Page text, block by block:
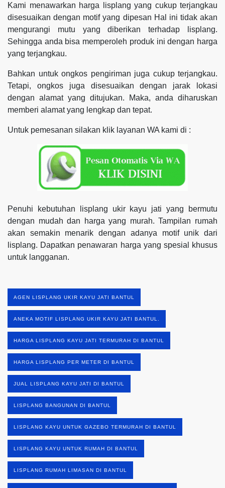
Kami menawarkan harga lisplang yang cukup terjangkau
disesuaikan dengan motif yang dipesan Hal ini tidak akan
mengurangi mutu yang diberikan terhadap lisplang.
Sehingga anda bisa memperoleh produk ini dengan harga
yang terjangkau.
Bahkan untuk ongkos pengiriman juga cukup terjangkau.
Tetapi, ongkos juga disesuaikan dengan jarak lokasi
dengan alamat yang ditujukan. Maka, anda diharuskan
memberi alamat yang lengkap dan tepat.
Untuk pemesanan silakan klik layanan WA kami di :
Penuhi kebutuhan lisplang ukir kayu jati yang bermutu
dengan mudah dan harga yang murah. Tampilan rumah
akan semakin menarik dengan adanya motif unik dari
lisplang. Dapatkan penawaran harga yang spesial khusus
untuk langganan.
AGEN LISPLANG UKIR KAYU JATI BANTUL
ANEKA MOTIF LISPLANG UKIR KAYU JATI BANTUL.
HARGA LISPLANG KAYU JATI TERMURAH DI BANTUL
HARGA LISPLANG PER METER DI BANTUL
JUAL LISPLANG KAYU JATI DI BANTUL
LISPLANG BANGUNAN DI BANTUL
LISPLANG KAYU UNTUK GAZEBO TERMURAH DI BANTUL
LISPLANG KAYU UNTUK RUMAH DI BANTUL
LISPLANG RUMAH LIMASAN DI BANTUL